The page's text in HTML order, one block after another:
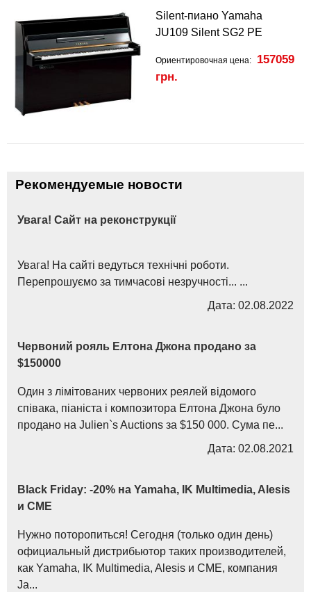
Silent-пиано Yamaha
JU109 Silent SG2 PE
Ориентировочная цена:
157059
грн.
Рекомендуемые новости
Увага! Сайт на реконструкції
Увага! На сайті ведуться технічні роботи.
Перепрошуємо за тимчасові незручності... ...
Дата: 02.08.2022
Червоний рояль Елтона Джона продано за
$150000
Один з лімітованих червоних реялей відомого
співака, піаніста і композитора Елтона Джона було
продано на Julien`s Auctions за $150 000. Сума пе...
Дата: 02.08.2021
Black Friday: -20% на Yamaha, IK Multimedia, Alesis
и CME
Нужно поторопиться! Сегодня (только один день)
официальный дистрибьютор таких производителей,
как Yamaha, IK Multimedia, Alesis и CME, компания
Ja...